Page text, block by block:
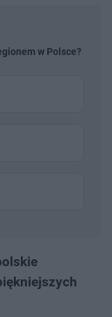
w Polsce?